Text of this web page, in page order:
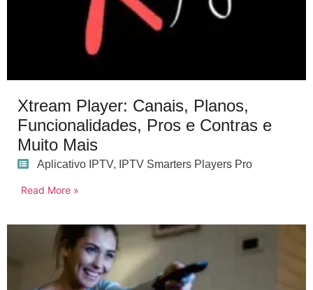
Xtream Player: Canais, Planos,
Funcionalidades, Pros e Contras e
Muito Mais
Aplicativo IPTV, IPTV Smarters Players Pro
Read More »